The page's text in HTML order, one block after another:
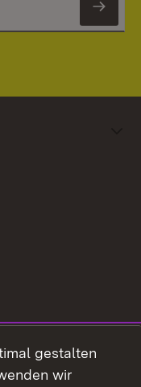
gestalten
wir